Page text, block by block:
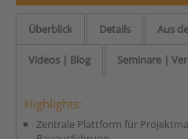
Überblick Details Aus
Videos | Blog Seminare |
Highlights:
Zentrale Plattform für